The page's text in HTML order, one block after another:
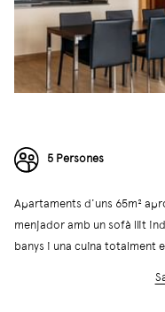
5 Persones
Apartaments d'uns 65m²
menjador amb un sofà llit
banys i una cuina totalment